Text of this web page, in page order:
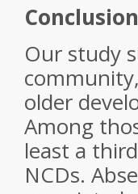
Our study
older
Among
least a
NCDs.